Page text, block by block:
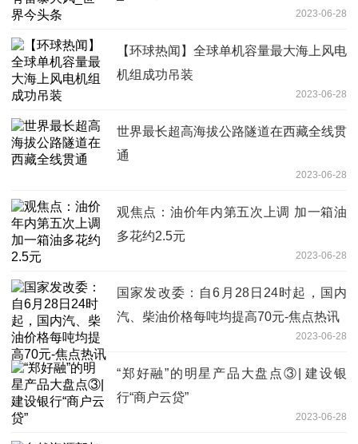
2023-06-28
【环球热闻】全球单机容量最大海上风电
机组成功吊装
2023-06-28
世界最长超高海拔公路隧道在西藏全线贯
通
2023-06-28
观焦点：油价年内第五次上调 加一箱油
多花约2.5元
2023-06-28
国家发改委：自6月28日24时起，国内
汽、柴油价格每吨均提高70元-焦点热讯
2023-06-28
“郑好融”的明星产品大盘点③| 建设银
行“商户云贷”
2023-06-28